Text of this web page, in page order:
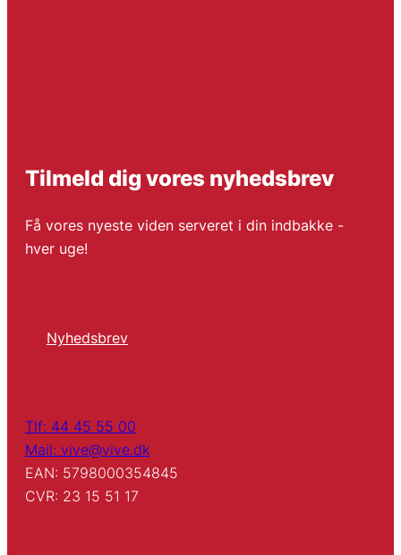
Tilmeld dig vores nyhedsbrev
Få vores nyeste viden serveret i din indbakke -
hver uge!
Nyhedsbrev
Tlf: 44 45 55 00
Mail: vive@vive.dk
EAN: 5798000354845
CVR: 23 15 51 17